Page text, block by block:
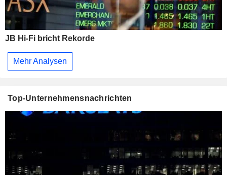
JB Hi-Fi bricht Rekorde
Mehr Analysen
Top-Unternehmensnachrichten